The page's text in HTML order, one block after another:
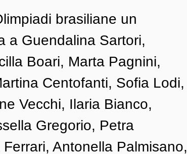
brasiliane un
a Guendalina Sartori,
Boari, Marta Pagnini,
Centofanti, Sofia Lodi,
Vecchi, Ilaria Bianco,
Gregorio, Petra
Antonella Palmisano,